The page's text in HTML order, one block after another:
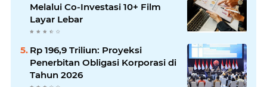
Melalui Co-Investasi 10+ Film
Layar Lebar
Rp 196,9 Triliun: Proyeksi
Penerbitan Obligasi Korporasi di
Tahun 2026